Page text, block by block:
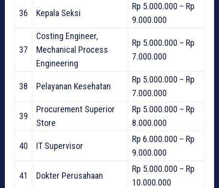
36 Kepala Seksi
Rp 5.000.000 – Rp
9.000.000
37
Costing Engineer,
Mechanical Process
Engineering
Rp 5.000.000 – Rp
7.000.000
38 Pelayanan Kesehatan
Rp 5.000.000 – Rp
7.000.000
39
Procurement Superior
Store
Rp 5.000.000 – Rp
8.000.000
40 IT Supervisor
Rp 6.000.000 – Rp
9.000.000
41 Dokter Perusahaan
Rp 5.000.000 – Rp
10.000.000